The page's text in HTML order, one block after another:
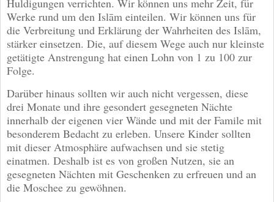
Werke rund um den Islām einteilen. Wir können uns für
die Verbreitung und Erklärung der Wahrheiten des Islām,
stärker einsetzen. Die, auf diesem Wege auch nur kleinste
getätigte Anstrengung hat einen Lohn von 1 zu 100 zur
Folge.
Darüber hinaus sollten wir auch nicht vergessen, diese
drei Monate und ihre gesondert gesegneten Nächte
innerhalb der eigenen vier Wände und mit der Famile mit
besonderem Bedacht zu erleben. Unsere Kinder sollten
mit dieser Atmosphäre aufwachsen und sie stetig
einatmen. Deshalb ist es von großen Nutzen, sie an
gesegneten Nächten mit Geschenken zu erfreuen und an
die Moschee zu gewöhnen.